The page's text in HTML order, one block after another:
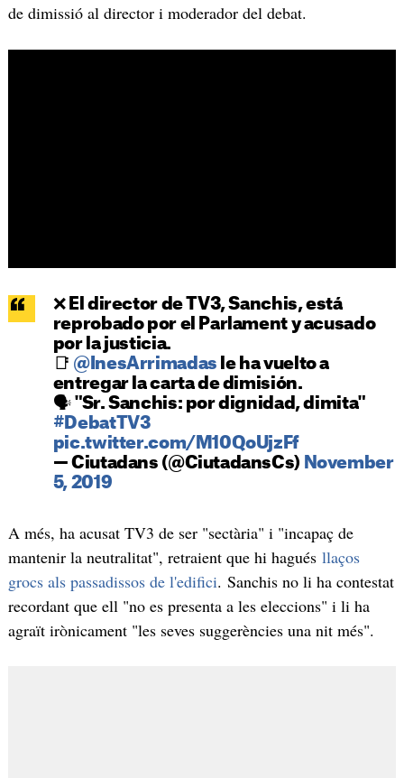
de dimissió al director i moderador del debat.
❌ El director de TV3, Sanchis, está
reprobado por el Parlament y acusado
por la justicia.
📑 @InesArrimadas le ha vuelto a
entregar la carta de dimisión.
🗣 "Sr. Sanchis: por dignidad, dimita"
#DebatTV3
pic.twitter.com/M10QoUjzFf
— Ciutadans (@CiutadansCs) November
5, 2019
A més, ha acusat TV3 de ser "sectària" i "incapaç de
mantenir la neutralitat", retraient que hi hagués llaços
grocs als passadissos de l'edifici. Sanchis no li ha contestat
recordant que ell "no es presenta a les eleccions" i li ha
agraït irònicament "les seves suggerències una nit més".